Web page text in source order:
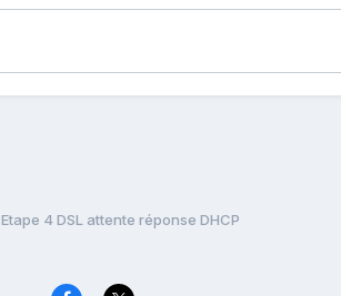
Etape 4 DSL attente réponse DHCP